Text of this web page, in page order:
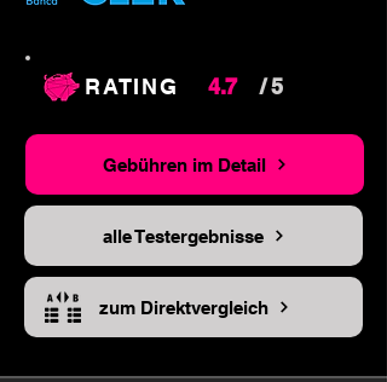
RATING 4.7 / 5
Gebühren im Detail
alle Testergebnisse
zum Direktvergleich